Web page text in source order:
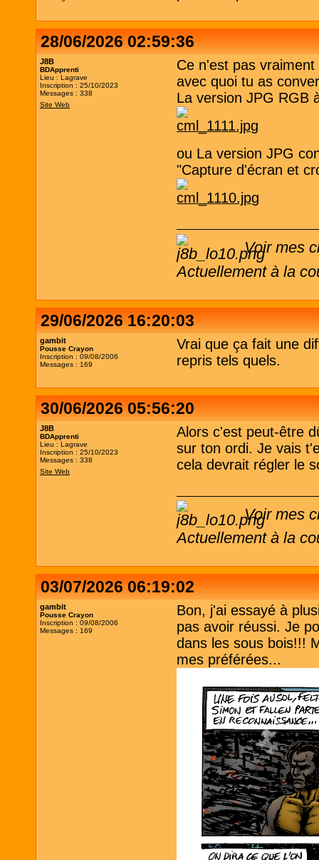
28/06/2026 02:59:36
J8B
BDApprenti
Lieu : Lagrave
Inscription : 25/10/2023
Messages : 338
Site Web
Ce n'est pas
avec quoi tu as
La version JPG RGB
ou La version JPG
"Capture d'écran et
Voir mes
Actuellement à la
29/06/2026 16:20:03
gambit
Pousse Crayon
Inscription : 09/08/2006
Messages : 169
Vrai que ça fait une
repris tels quels.
30/06/2026 05:56:20
J8B
BDApprenti
Lieu : Lagrave
Inscription : 25/10/2023
Messages : 338
Site Web
Alors c'est peut-être
sur ton ordi. Je vais
cela devrait régler le
Voir mes
Actuellement à la
03/07/2026 06:19:02
gambit
Pousse Crayon
Inscription : 09/08/2006
Messages : 169
Bon, j'ai essayé à
pas avoir réussi. Je
dans les sous bois!!!
mes préférées...